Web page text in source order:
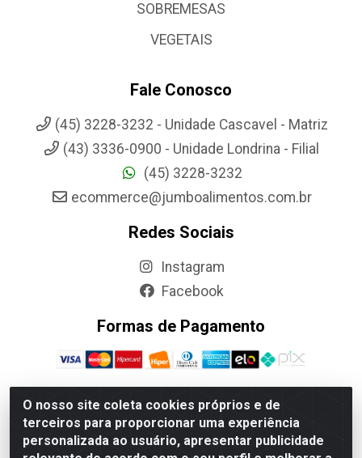
O nosso site coleta cookies próprios e de
terceiros para proporcionar uma experiência
personalizada ao usuário, apresentar publicidade
SOBREMESAS
VEGETAIS
Fale Conosco
(45) 3228-3232 - Unidade Cascavel - Matriz
(43) 3336-0900 - Unidade Londrina - Filial
(45) 3228-3232
ecommerce@jumboalimentos.com.br
Redes Sociais
Instagram
Facebook
Formas de Pagamento
Jumbo Alimentos Cascavel - Matriz - Rua Itatiba Do Sul, 161 -
Santos Dumont, Cascavel-PR - CEP 85804-700- CNPJ